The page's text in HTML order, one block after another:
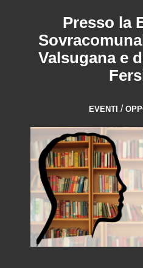
Presso la
Valsugana e
EVENTI /